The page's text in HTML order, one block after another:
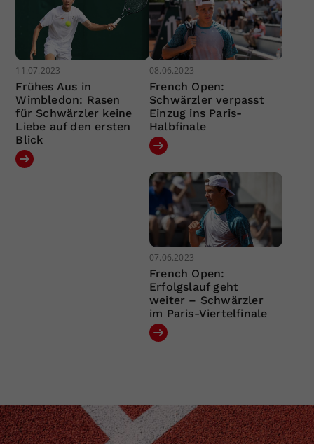
11.07.2023
Frühes Aus in
Wimbledon: Rasen
für Schwärzler keine
Liebe auf den ersten
Blick
08.06.2023
French Open:
Schwärzler verpasst
Einzug ins Paris-
Halbfinale
07.06.2023
French Open:
Erfolgslauf geht
weiter – Schwärzler
im Paris-Viertelfinale